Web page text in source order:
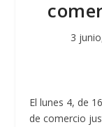
3
El lunes 4, de
de comercio